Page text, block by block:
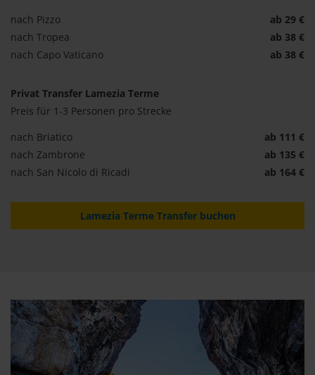
nach Pizzo
ab 29 €
nach Tropea
ab 38 €
nach Capo Vaticano
ab 38 €
Privat Transfer Lamezia Terme
Preis für 1-3 Personen pro Strecke
nach Briatico
ab 111 €
nach Zambrone
ab 135 €
nach San Nicolo di Ricadi
ab 164 €
Lamezia Terme Transfer buchen